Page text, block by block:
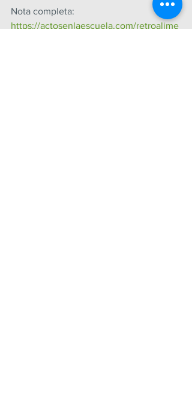
Nota completa:
https://actosenlaescuela.com/retroalime